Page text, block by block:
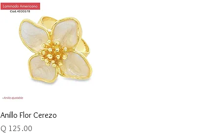
Vista rápida
Anillo Flor Cerezo
Precio
Q 125.00